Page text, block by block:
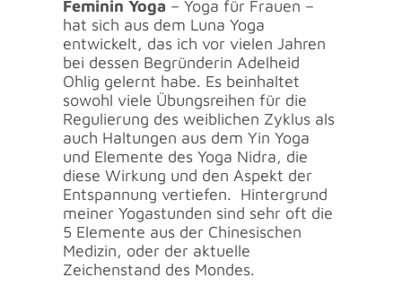
Feminin Yoga – Yoga für Frauen –
hat sich aus dem Luna Yoga
entwickelt, das ich vor vielen Jahren
bei dessen Begründerin Adelheid
Ohlig gelernt habe. Es beinhaltet
sowohl viele Übungsreihen für die
Regulierung des weiblichen Zyklus als
auch Haltungen aus dem Yin Yoga
und Elemente des Yoga Nidra, die
diese Wirkung und den Aspekt der
Entspannung vertiefen. Hintergrund
meiner Yogastunden sind sehr oft die
5 Elemente aus der Chinesischen
Medizin, oder der aktuelle
Zeichenstand des Mondes.